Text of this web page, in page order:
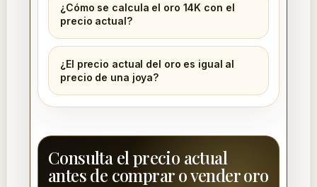
¿Cómo se calcula el oro 14K con el
precio actual?
¿El precio actual del oro es igual al
precio de una joya?
Consulta el precio actual
antes de comprar o vender oro